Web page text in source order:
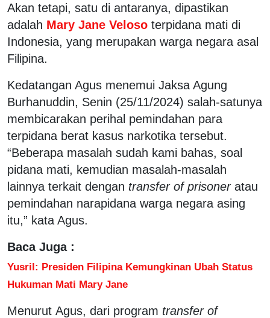
Akan tetapi, satu di antaranya, dipastikan
adalah Mary Jane Veloso terpidana mati di
Indonesia, yang merupakan warga negara asal
Filipina.
Kedatangan Agus menemui Jaksa Agung
Burhanuddin, Senin (25/11/2024) salah-satunya
membicarakan perihal pemindahan para
terpidana berat kasus narkotika tersebut.
“Beberapa masalah sudah kami bahas, soal
pidana mati, kemudian masalah-masalah
lainnya terkait dengan transfer of prisoneratau
pemindahan narapidana warga negara asing
itu,” kata Agus.
Baca Juga :
Yusril: Presiden Filipina Kemungkinan Ubah Status
Hukuman Mati Mary Jane
Menurut Agus, dari program transfer of